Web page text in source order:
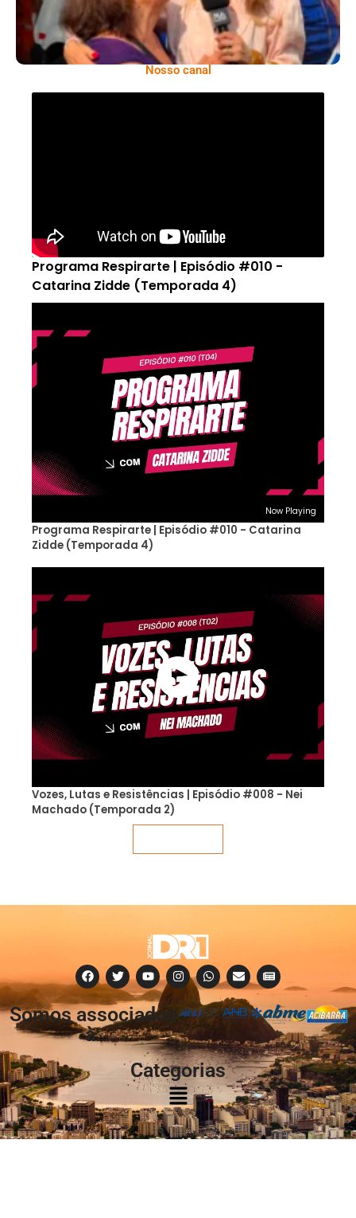
Nosso canal
Programa Respirarte | Episódio #010 -
Catarina Zidde (Temporada 4)
Now Playing
Programa Respirarte | Episódio #010 - Catarina
Zidde (Temporada 4)
Vozes, Lutas e Resistências | Episódio #008 - Nei
Machado (Temporada 2)
Somos associados
à:
Categorias